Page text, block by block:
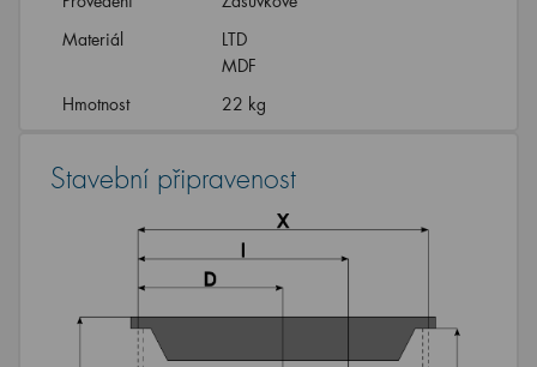
Materiál
LTD
MDF
Hmotnost
22 kg
Stavební připravenost